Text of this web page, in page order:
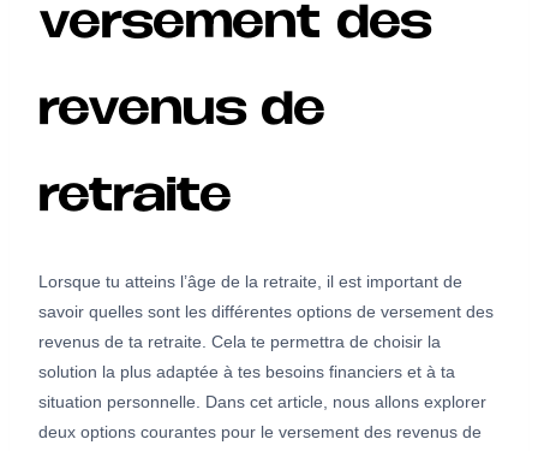
versement des
revenus de
retraite
Lorsque tu atteins l’âge de la retraite, il est important de
savoir quelles sont les différentes options de versement des
revenus de ta retraite. Cela te permettra de choisir la
solution la plus adaptée à tes besoins financiers et à ta
situation personnelle. Dans cet article, nous allons explorer
deux options courantes pour le versement des revenus de